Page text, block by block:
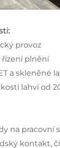
provoz
řízení plnění
a skleněné
lahví od
na pracovní
kontakt,